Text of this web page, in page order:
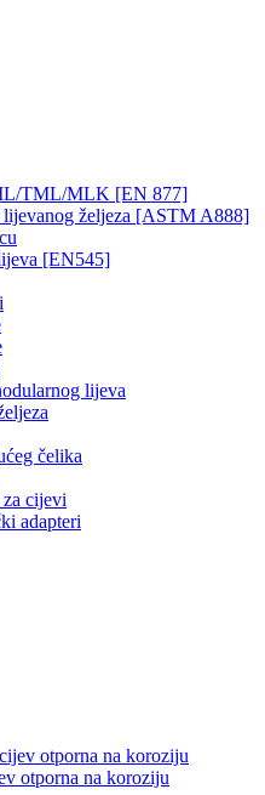
TML/MLK [EN 877]
željeza [ASTM A888]
[EN545]
lijeva
čelika
cijevi
adapteri
otporna na koroziju